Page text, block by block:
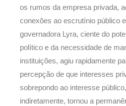
os rumos da empresa privada,
conexões ao escrutínio público
governadora Lyra, ciente do
político e da necessidade de
instituições, agiu rapidamente
percepção de que interesses
sobrepondo ao interesse
indiretamente, tornou a